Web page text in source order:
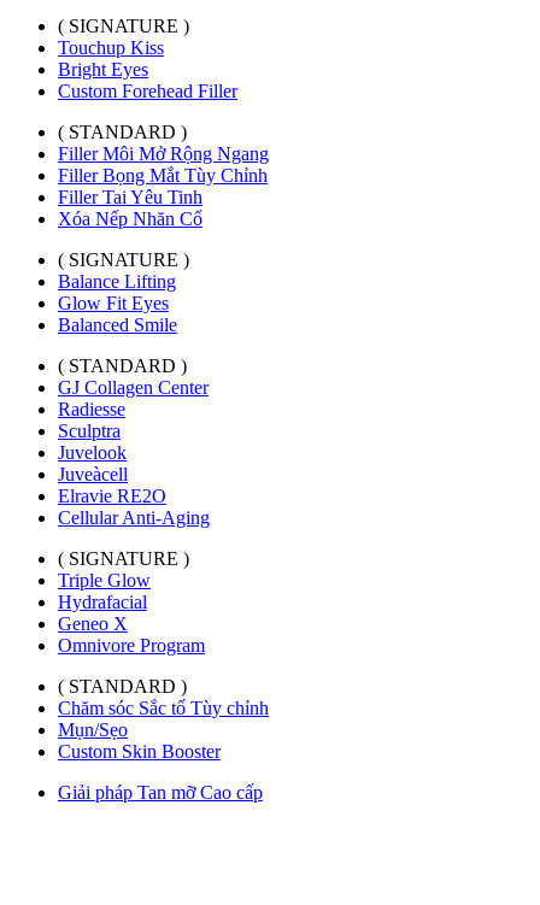
( SIGNATURE )
Touchup Kiss
Bright Eyes
Custom Forehead Filler
( STANDARD )
Filler Môi Mở Rộng Ngang
Filler Bọng Mắt Tùy Chỉnh
Filler Tai Yêu Tinh
Xóa Nếp Nhăn Cổ
( SIGNATURE )
Balance Lifting
Glow Fit Eyes
Balanced Smile
( STANDARD )
GJ Collagen Center
Radiesse
Sculptra
Juvelook
Juveàcell
Elravie RE2O
Cellular Anti-Aging
( SIGNATURE )
Triple Glow
Hydrafacial
Geneo X
Omnivore Program
( STANDARD )
Chăm sóc Sắc tố Tùy chỉnh
Mụn/Sẹo
Custom Skin Booster
Giải pháp Tan mỡ Cao cấp